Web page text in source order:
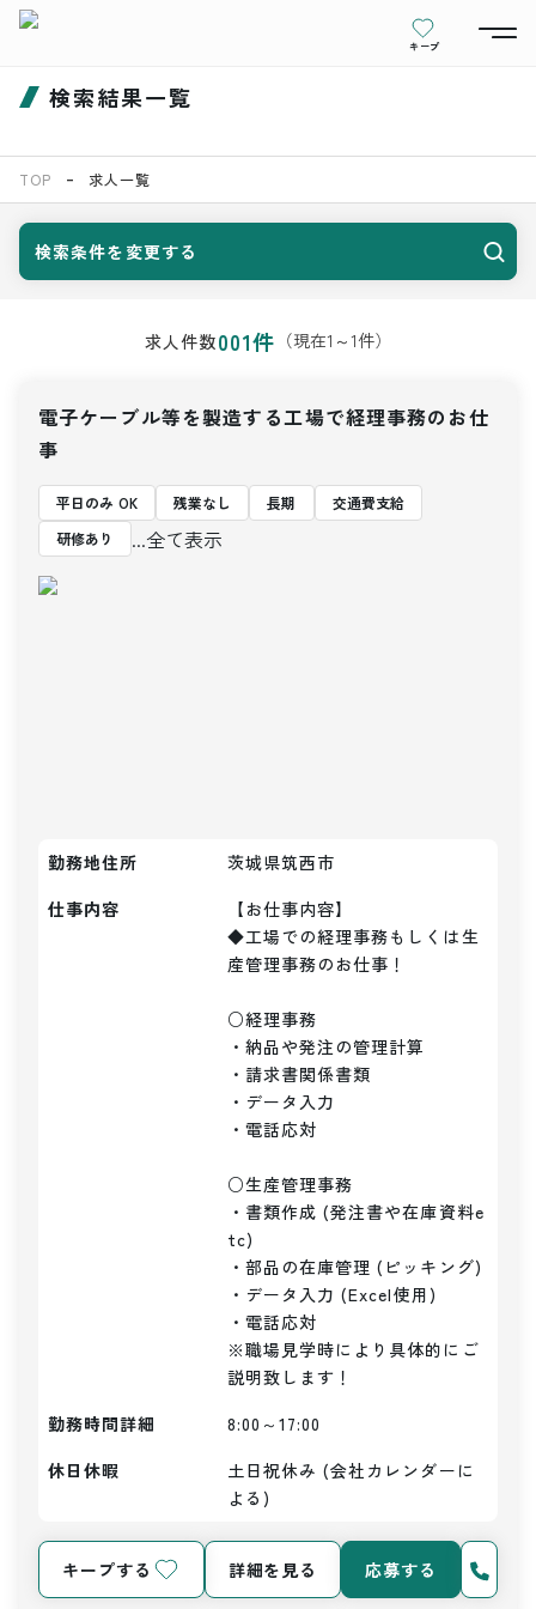
キープ
検索結果一覧
TOP 求人一覧
検索条件を変更する
求人件数001件 （現在1 ～1件）
電子ケーブル等を製造する工場で経理事務のお仕
事
平日のみ OK 残業なし 長期
交通費支給
研修あり
...全て表示
勤務地住所
茨城県筑西市
仕事内容
【お仕事内容】
◆工場での経理事務もしくは生
産管理事務のお仕事！
○経理事務
・納品や発注の管理計算
・請求書関係書類
・データ入力
・電話応対
○生産管理事務
・書類作成 (発注書や在庫資料e
tc)
・部品の在庫管理 (ピッキング)
・データ入力 (Excel使用)
・電話応対
※職場見学時により具体的にご
説明致します！
勤務時間詳細
8:00～17:00
休日休暇
土日祝休み (会社カレンダーに
よる)
キープする 詳細を見る 応募する